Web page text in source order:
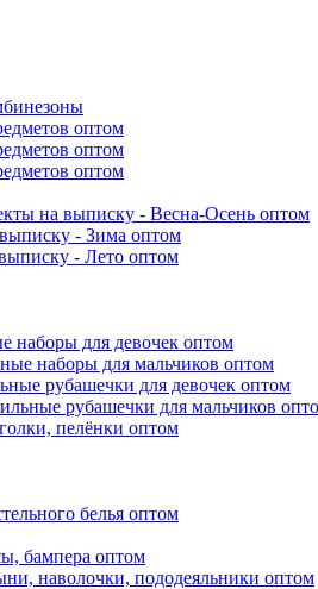
оптом
оптом
оптом
на выписку - Весна-Осень оптом
- Зима оптом
- Лето оптом
наборы для девочек оптом
наборы для мальчиков оптом
рубашечки для девочек оптом
рубашечки для мальчиков
пелёнки оптом
белья оптом
бампера оптом
наволочки, пододеяльники оптом